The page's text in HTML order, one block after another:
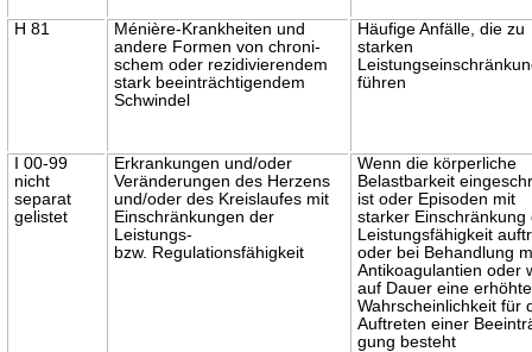
H 81
Ménière-Krankheiten und
andere Formen von chroni-
schem oder rezidivierendem
stark beeinträchtigendem
Schwindel
Häufige Anfälle, die zu
starken
führen
I 00-99
nicht
separat
gelistet
Erkrankungen und/oder
Veränderungen des Herzens
und/oder des Kreislaufes mit
Einschränkungen der
Leistungs-
bzw. Regulationsfähigkeit
Wenn die körperliche
Belastbarkeit
ist oder Episoden mit
starker Einschränkung
Leistungsfähigkeit
oder bei Behandlung
Antikoagulantien oder
auf Dauer eine erhöhte
Wahrscheinlichkeit für
Auftreten einer
gung besteht